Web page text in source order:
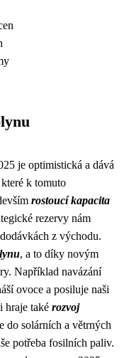
je optimistická a dává
k tomuto
rostoucí kapacita
rezervy nám
z východu.
, a to díky novým
Například navázání
ovoce a posiluje naši
hraje také rozvoj
do solárních a větrných
potřeba fosilních paliv.